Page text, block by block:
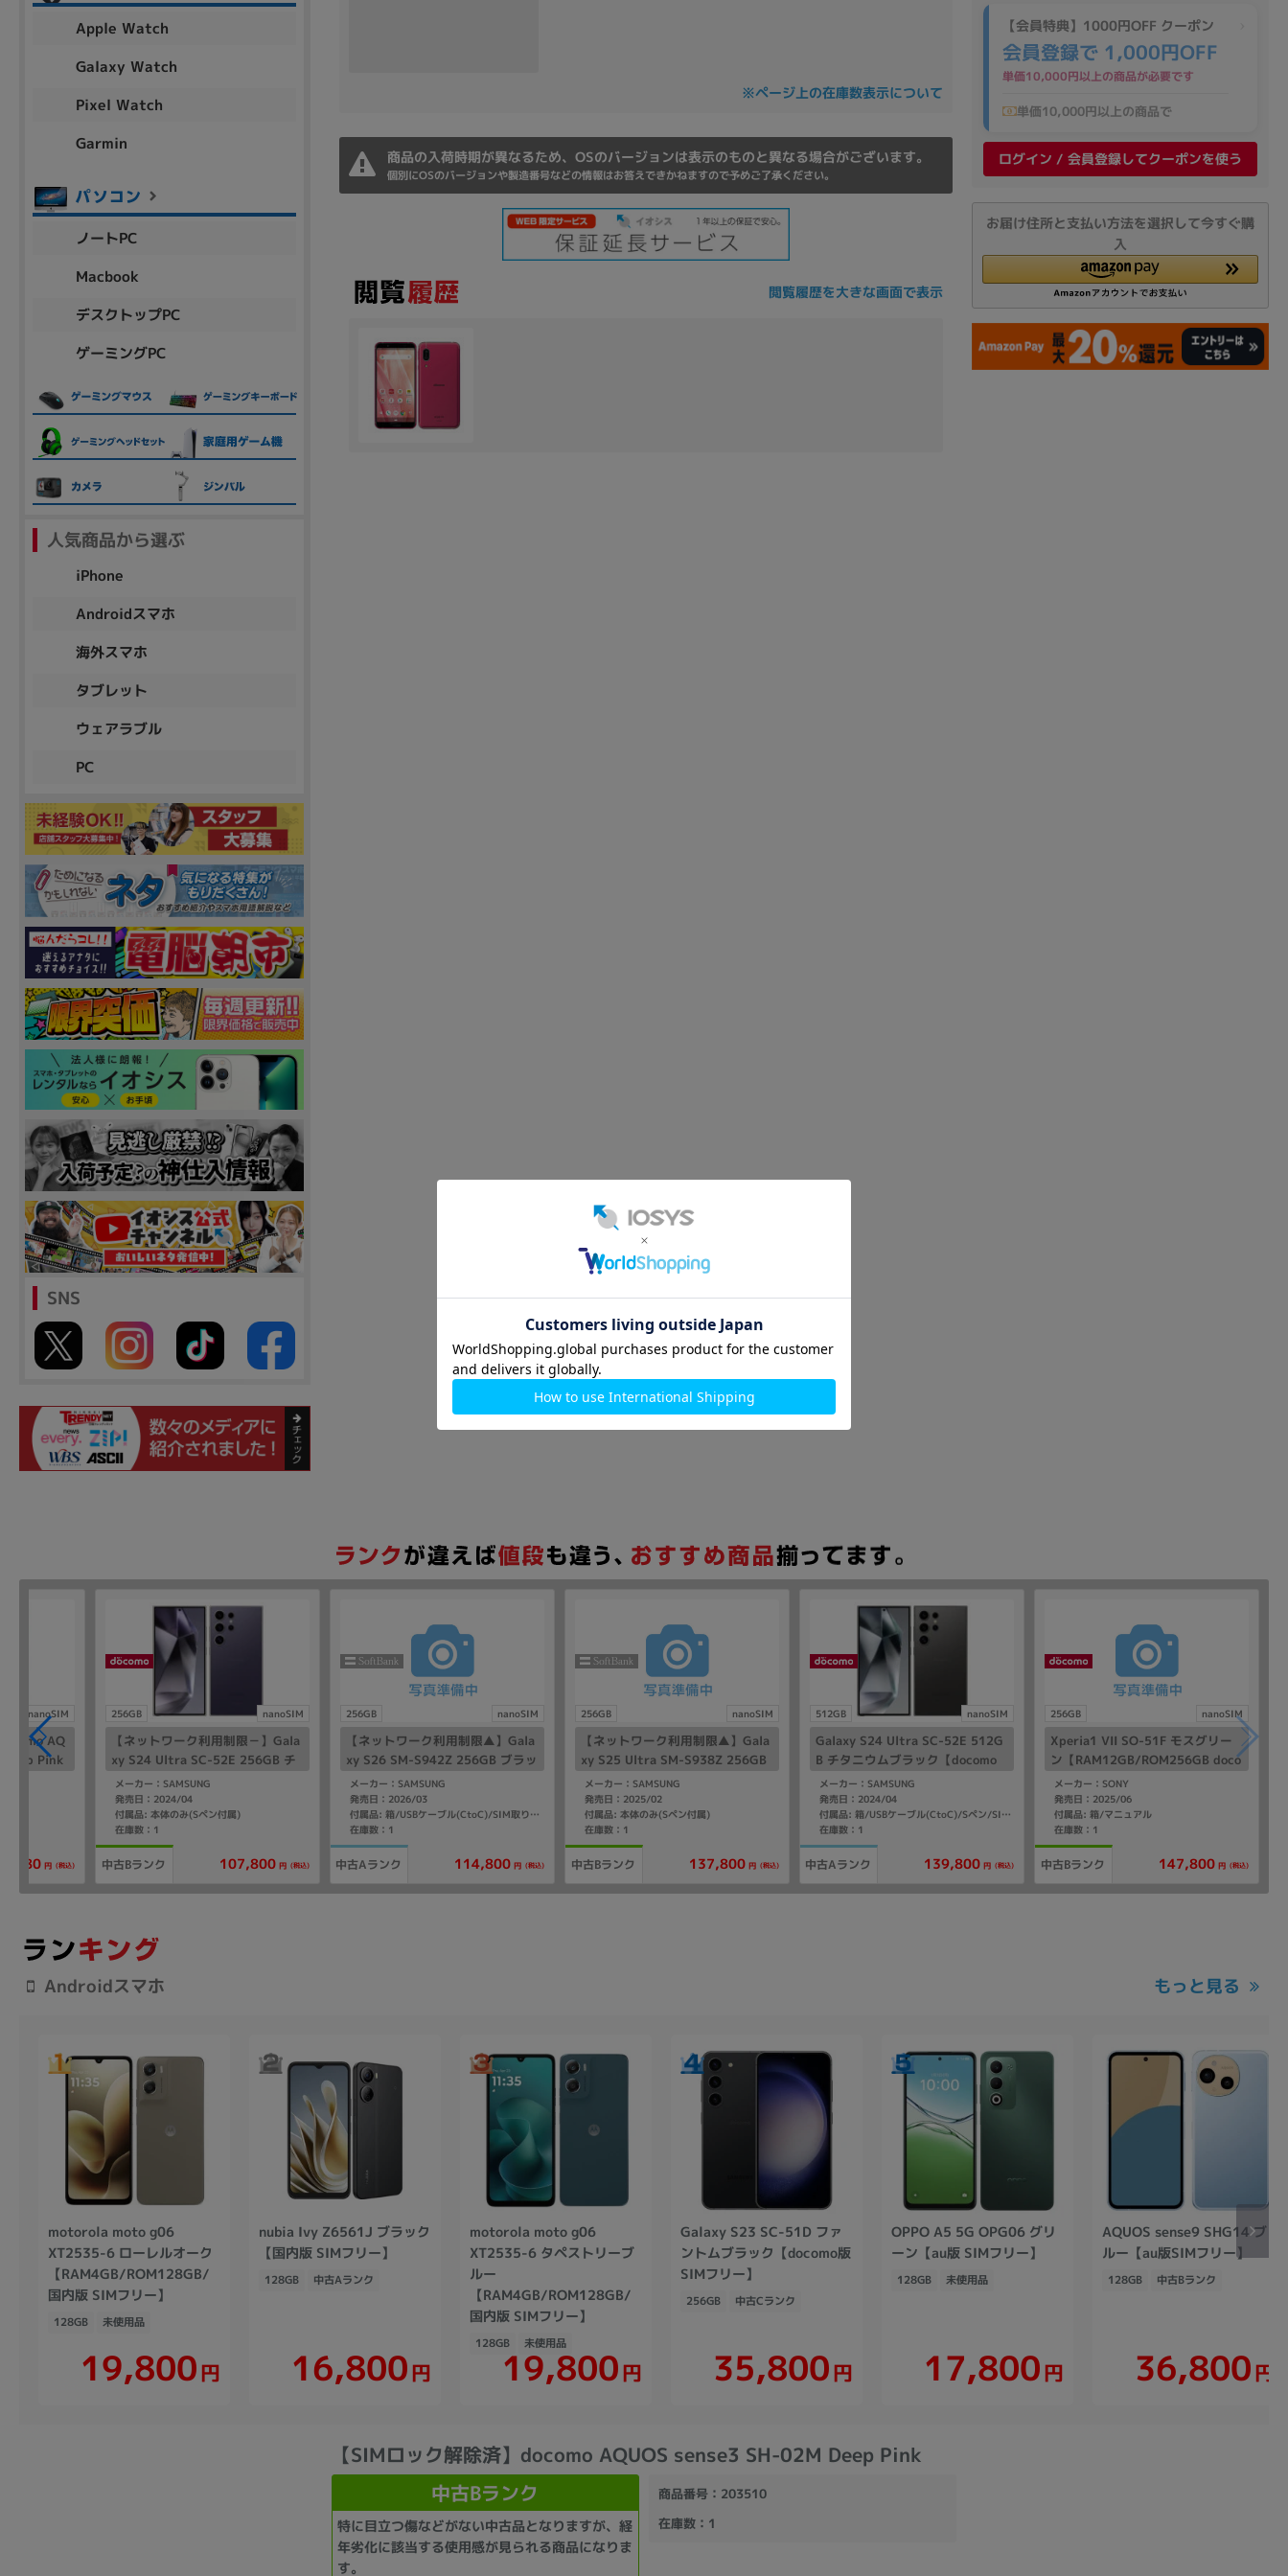
【会員特典】1000円OFF クーポン
会員登録で 1,000円OFF
単価10,000円以上の商品が必要です
単価10,000円以上の商品で
ログイン / 会員登録してクーポンを使う
お届け住所と支払い方法を選択して今すぐ購
入
※ページ上の在庫数表示について
商品の入荷時期が異なるため、OSのバージョンは表示のものと異なる場合がございます。
個別にOSのバージョンや製造番号などの情報はお答えできかねますので予めご了承ください。
閲覧履歴を大きな画面で表示
Apple Watch
Galaxy Watch
Pixel Watch
Garmin
ノートPC
Macbook
デスクトップPC
ゲーミングPC
人気商品から選ぶ
iPhone
Androidスマホ
海外スマホ
タブレット
ウェアラブル
PC
SNS
nanoSIM
AQ
Pink
7,980 円 (税込)
256GB nanoSIM
【ネットワーク利用制限－】Gala
xy S24 Ultra SC-52E 256GB チ
タニウムバイオレット【docomo
版 SIMフリー】
メーカー：SAMSUNG
発売日：2024/04
付属品: 本体のみ(Sペン付属)
在庫数：1
中古Bランク 107,800 円 (税込)
256GB nanoSIM
【ネットワーク利用制限▲】Gala
xy S26 SM-S942Z 256GB ブラッ
ク【SoftBank版 SIMフリー】
メーカー：SAMSUNG
発売日：2026/03
付属品: 箱/USBケーブル(CtoC)/SIM取り出し用ピン/クイックスタートガイド
在庫数：1
中古Aランク 114,800 円 (税込)
256GB nanoSIM
【ネットワーク利用制限▲】Gala
xy S25 Ultra SM-S938Z 256GB
チタニウムシルバーブルー【Soft
Bank版 SIMフリー】
メーカー：SAMSUNG
発売日：2025/02
付属品: 本体のみ(Sペン付属)
在庫数：1
中古Bランク 137,800 円 (税込)
512GB nanoSIM
Galaxy S24 Ultra SC-52E 512G
B チタニウムブラック【docomo
版 SIMフリー】
メーカー：SAMSUNG
発売日：2024/04
付属品: 箱/USBケーブル(CtoC)/Sペン/SIM取り出し用ピン/マニュアル
在庫数：1
中古Aランク 139,800 円 (税込)
256GB nanoSIM
Xperia1 VII SO-51F モスグリー
ン【RAM12GB/ROM256GB doco
mo版SIMフリー】
メーカー：SONY
発売日：2025/06
付属品: 箱/マニュアル
在庫数：1
中古Bランク 147,800 円 (税込)
Androidスマホ もっと見る
motorola moto g06
XT2535-6 ローレルオーク
【RAM4GB/ROM128GB/
国内版 SIMフリー】
128GB 未使用品
19,800円
nubia Ivy Z6561J ブラック
【国内版 SIMフリー】
128GB 中古Aランク
16,800円
motorola moto g06
XT2535-6 タペストリーブ
ルー
【RAM4GB/ROM128GB/
国内版 SIMフリー】
128GB 未使用品
19,800円
Galaxy S23 SC-51D ファ
ントムブラック【docomo版
SIMフリー】
256GB 中古Cランク
35,800円
OPPO A5 5G OPG06 グリ
ーン【au版 SIMフリー】
128GB 未使用品
17,800円
AQUOS sense9 SHG14 ブ
ルー【au版SIMフリー】
128GB 中古Bランク
36,800円
【SIMロック解除済】docomo AQUOS sense3 SH-02M Deep Pink
中古Bランク
特に目立つ傷などがない中古品となりますが、経
年劣化に該当する使用感が見られる商品になりま
す。
商品番号：203510
在庫数：1
MacOS ChromeOS その他
~
容量
~
モニタサイズ
~
円 ～
各項目のチェックボックスは「or検索」となります。